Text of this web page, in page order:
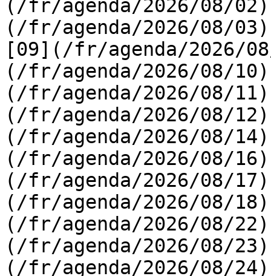
(/fr/agenda/2026/08/
(/fr/agenda/2026/08/
[09](/fr/agenda/2026/
(/fr/agenda/2026/08/
(/fr/agenda/2026/08/
(/fr/agenda/2026/08/
(/fr/agenda/2026/08/
(/fr/agenda/2026/08/
(/fr/agenda/2026/08/
(/fr/agenda/2026/08/
(/fr/agenda/2026/08/
(/fr/agenda/2026/08/
(/fr/agenda/2026/08/